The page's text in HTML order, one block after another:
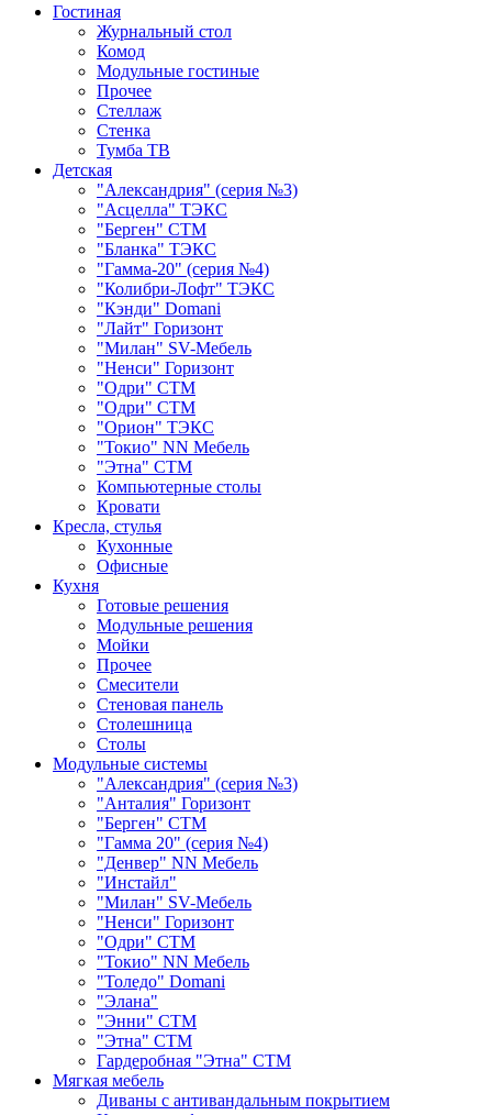
Гостиная
Журнальный стол
Комод
Модульные гостиные
Прочее
Стеллаж
Стенка
Тумба ТВ
Детская
"Александрия" (серия №3)
"Асцелла" ТЭКС
"Берген" СТМ
"Бланка" ТЭКС
"Гамма-20" (серия №4)
"Колибри-Лофт" ТЭКС
"Кэнди" Domani
"Лайт" Горизонт
"Милан" SV-Мебель
"Ненси" Горизонт
"Одри" СТМ
"Одри" СТМ
"Орион" ТЭКС
"Токио" NN Мебель
"Этна" СТМ
Компьютерные столы
Кровати
Кресла, стулья
Кухонные
Офисные
Кухня
Готовые решения
Модульные решения
Мойки
Прочее
Смесители
Стеновая панель
Столешница
Столы
Модульные системы
"Александрия" (серия №3)
"Анталия" Горизонт
"Берген" СТМ
"Гамма 20" (серия №4)
"Денвер" NN Мебель
"Инстайл"
"Милан" SV-Мебель
"Ненси" Горизонт
"Одри" СТМ
"Токио" NN Мебель
"Толедо" Domani
"Элана"
"Энни" СТМ
"Этна" СТМ
Гардеробная "Этна" СТМ
Мягкая мебель
Диваны с антивандальным покрытием